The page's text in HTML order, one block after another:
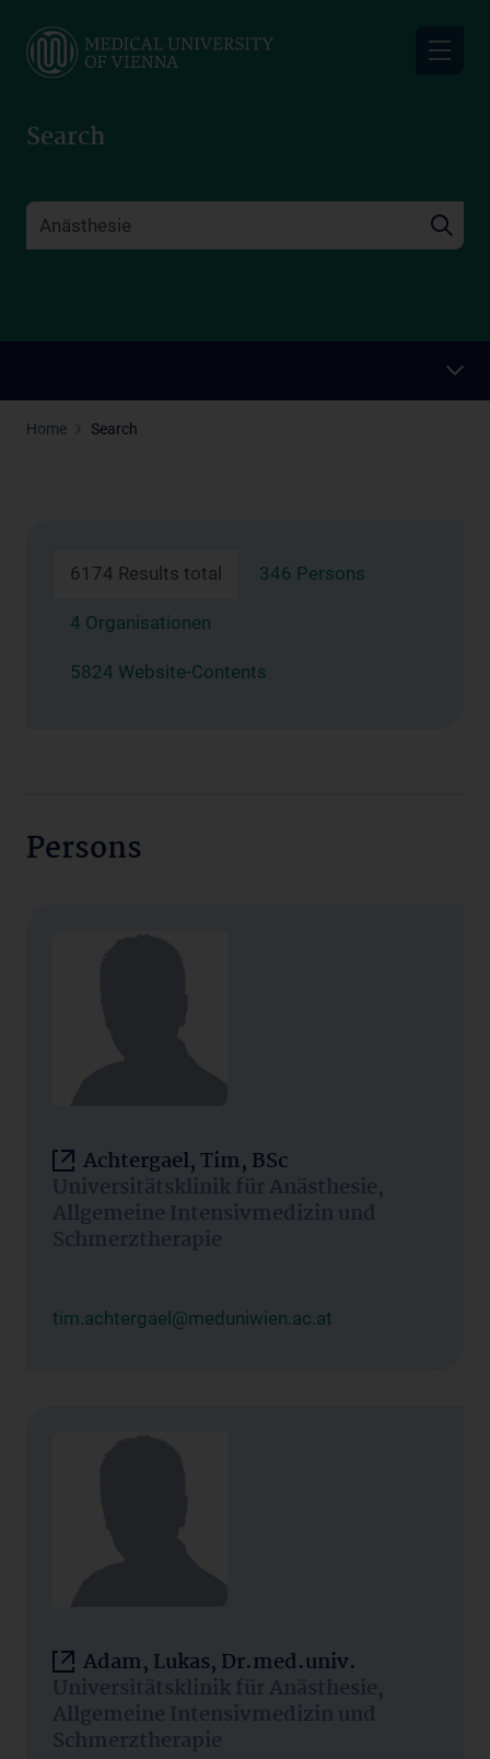
main
Search
Home Search
6174 Results total 346 Persons
4 Organisationen
5824 Website-Contents
Persons
Achtergael, Tim, BSc
Universitätsklinik für Anästhesie,
Allgemeine Intensivmedizin und
Schmerztherapie
tim.achtergael@meduniwien.ac.at
Adam, Lukas, Dr.med.univ.
Universitätsklinik für Anästhesie,
Allgemeine Intensivmedizin und
Schmerztherapie